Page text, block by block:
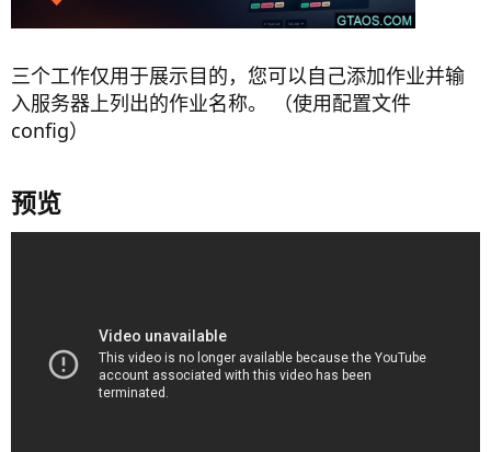
三个工作仅用于展示目的，您可以自己添加作业并输
入服务器上列出的作业名称。 （使用配置文件
config）
预览​